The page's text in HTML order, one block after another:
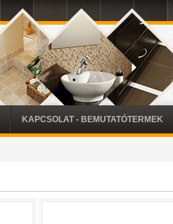
KAPCSOLAT - BEMUTATÓTERMEK